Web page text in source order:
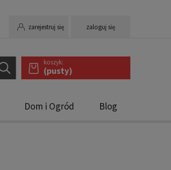
zarejestruj się zaloguj się
koszyk:
(pusty)
Dom i Ogród Blog